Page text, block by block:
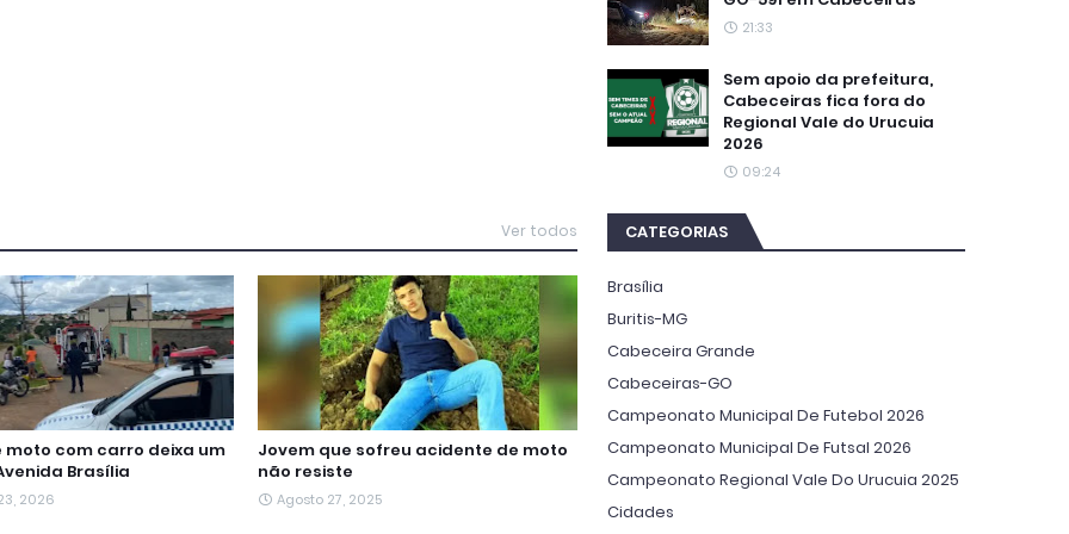
Ver todos
moto com carro deixa um
Brasília
2026
Jovem que sofreu acidente de moto
não resiste
Agosto 27, 2025
21:33
Sem apoio da prefeitura,
Cabeceiras fica fora do
Regional Vale do Urucuia
2026
09:24
CATEGORIAS
Brasília
Buritis-MG
Cabeceira Grande
Cabeceiras-GO
Campeonato Municipal De Futebol 2026
Campeonato Municipal De Futsal 2026
Campeonato Regional Vale Do Urucuia 2025
Cidades